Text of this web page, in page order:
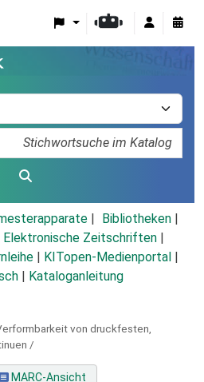
Bibliotheken
Elektronische Zeitschriften
KITopen-Medienportal
Kataloganleitung
von druckfesten,
/
MARC-Ansicht